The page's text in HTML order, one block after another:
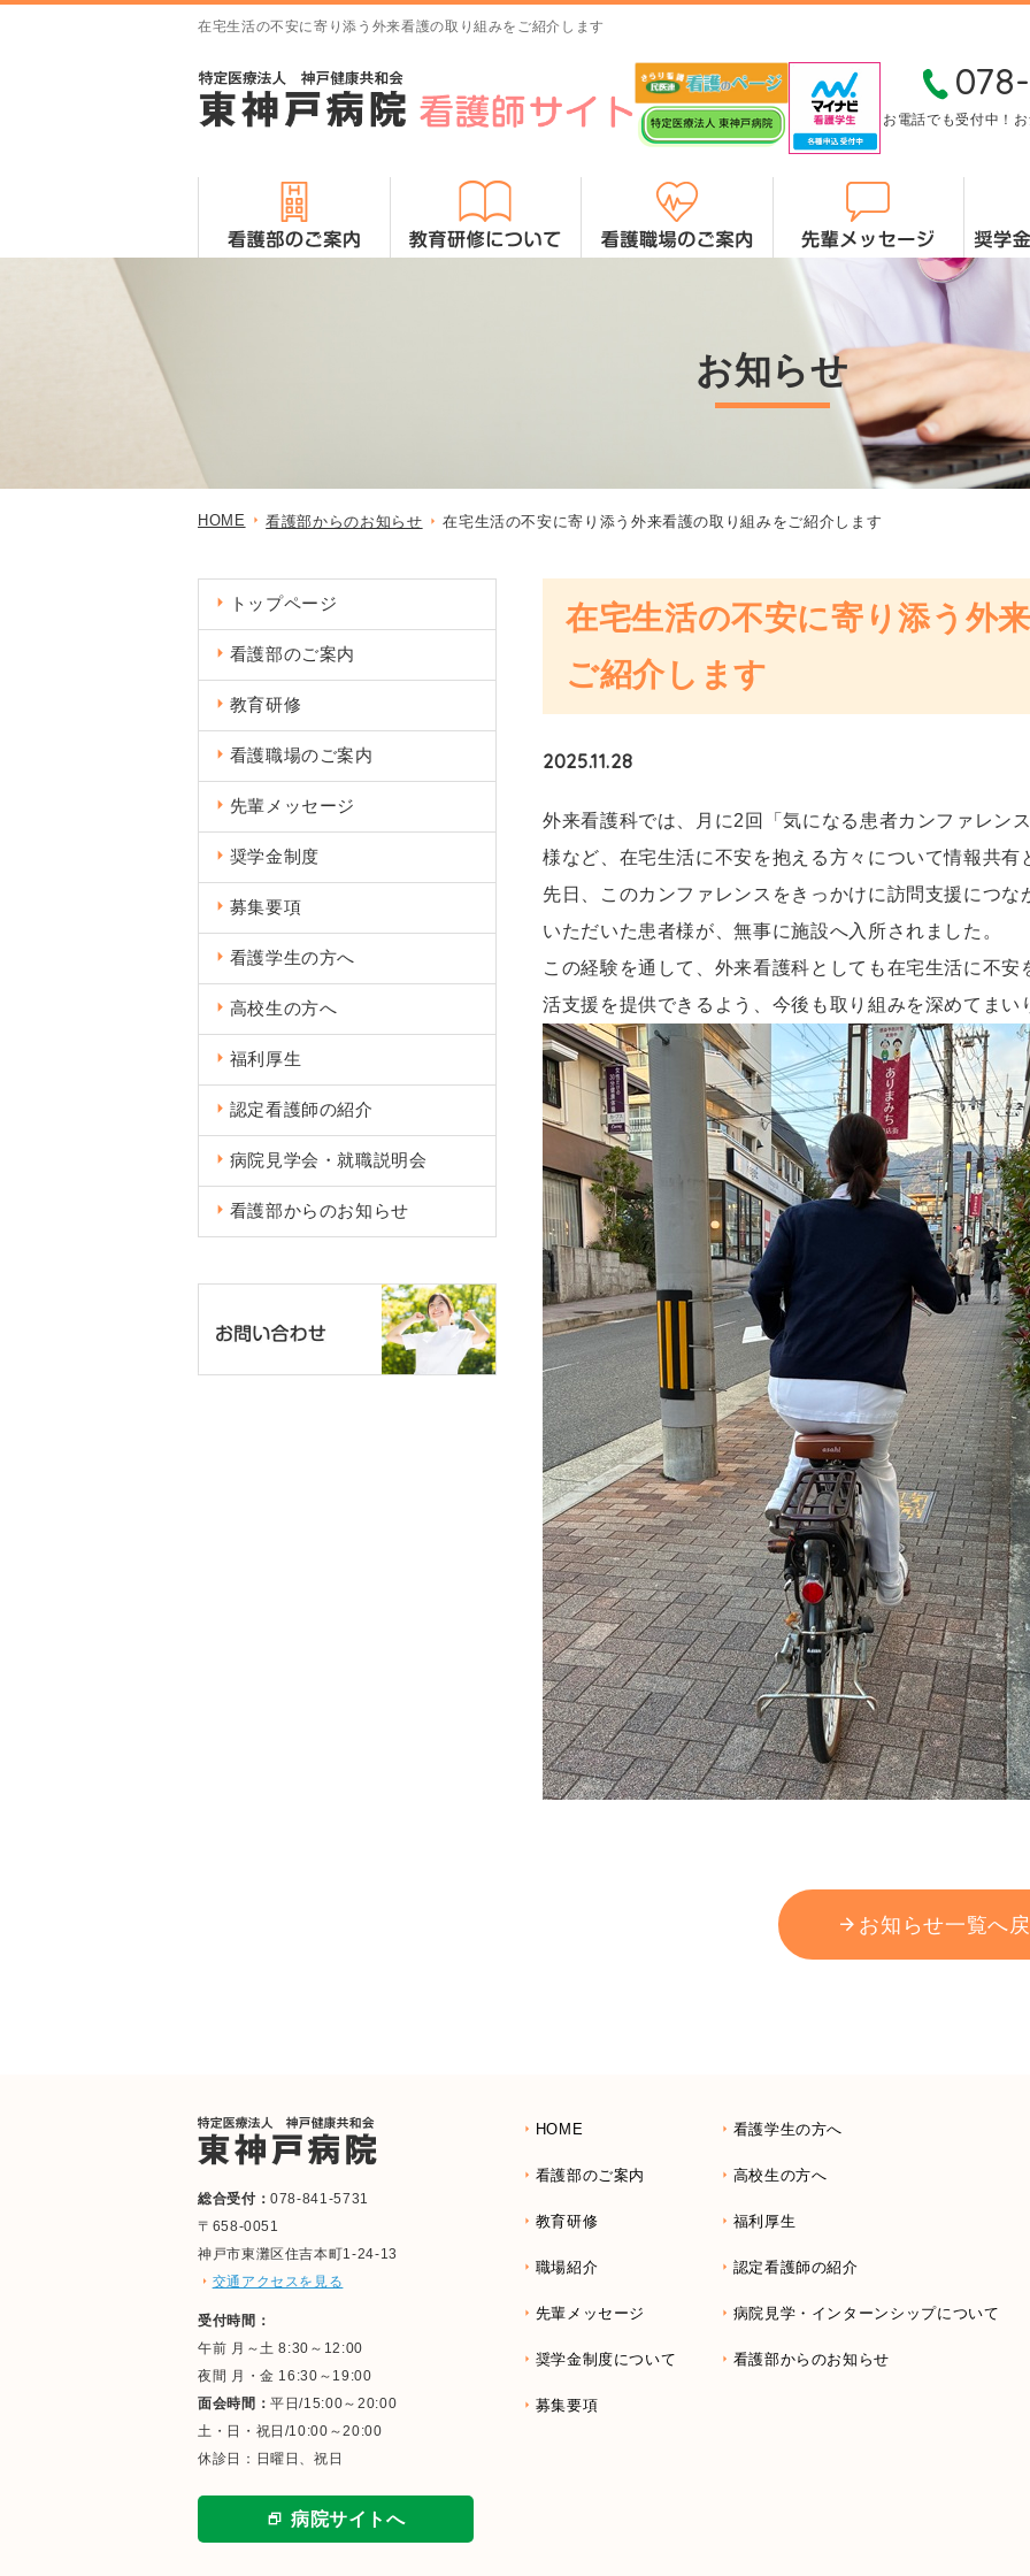
在宅生活の不安に寄り添う外来看護の取り組みをご紹介します
お電話でも受付中！
お知らせ
HOME 看護部からのお知らせ 在宅生活の不安に寄り添う外来看護の取り組みをご紹介します
在宅生活の不安に寄り添う外
ご紹介します
2025.11.28
外来看護科では、月に2回「気になる患者カンファレン
様など、在宅生活に不安を抱える方々について情報共
先日、このカンファレンスをきっかけに訪問支援につ
いただいた患者様が、無事に施設へ入所されました。
この経験を通して、外来看護科としても在宅生活に不
活支援を提供できるよう、今後も取り組みを深めてまい
お知らせ一覧へ
トップページ
看護部のご案内
教育研修
看護職場のご案内
先輩メッセージ
奨学⾦制度
募集要項
看護学⽣の⽅へ
⾼校⽣の⽅へ
福利厚⽣
認定看護師の紹介
病院⾒学会・就職説明会
看護部からのお知らせ
総合受付：078-841-5731
〒658-0051
神戸市東灘区住吉本町1-24-13
交通アクセスを見る
受付時間：
午前 月～土 8:30～12:00
夜間 月・金 16:30～19:00
面会時間：平日/15:00～20:00
土・日・祝日/10:00～20:00
休診日：日曜日、祝日
病院サイトへ
HOME 看護学生の方へ
看護部のご案内 高校生の方へ
教育研修 福利厚生
職場紹介 認定看護師の紹介
先輩メッセージ 病院見学・インターンシップについて
奨学金制度について 看護部からのお知らせ
募集要項